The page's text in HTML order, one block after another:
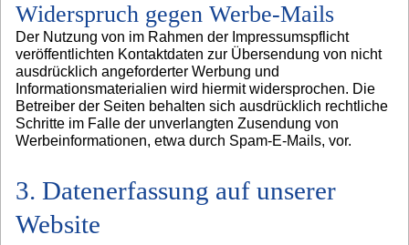
Widerspruch gegen Werbe-Mails
Der Nutzung von im Rahmen der Impressumspflicht
veröffentlichten Kontaktdaten zur Übersendung von nicht
ausdrücklich angeforderter Werbung und
Informationsmaterialien wird hiermit widersprochen. Die
Betreiber der Seiten behalten sich ausdrücklich rechtliche
Schritte im Falle der unverlangten Zusendung von
Werbeinformationen, etwa durch Spam-E-Mails, vor.
3. Datenerfassung auf unserer
Website